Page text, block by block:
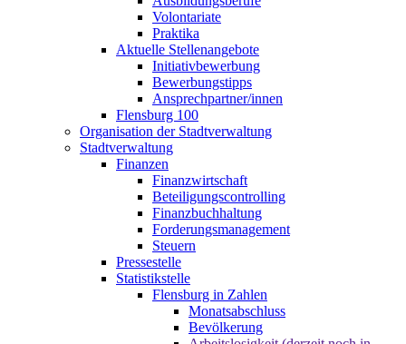
Volontariate
Praktika
Aktuelle Stellenangebote
Initiativbewerbung
Bewerbungstipps
Ansprechpartner/innen
Flensburg 100
Organisation der Stadtverwaltung
Stadtverwaltung
Finanzen
Finanzwirtschaft
Beteiligungscontrolling
Finanzbuchhaltung
Forderungsmanagement
Steuern
Pressestelle
Statistikstelle
Flensburg in Zahlen
Monatsabschluss
Bevölkerung